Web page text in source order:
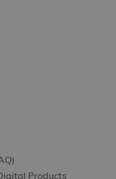
Products